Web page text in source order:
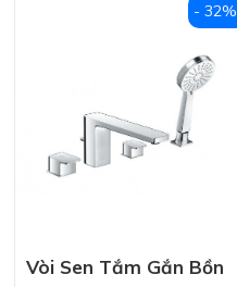
Vòi Sen Tắm Gắn Bồn
- 32%